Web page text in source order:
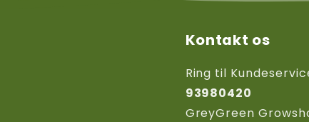
Kontakt os
Ring til
93980420
GreyGreen